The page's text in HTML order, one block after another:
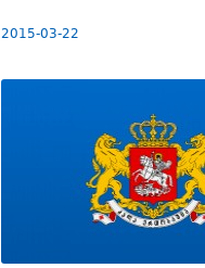
2015-03-22